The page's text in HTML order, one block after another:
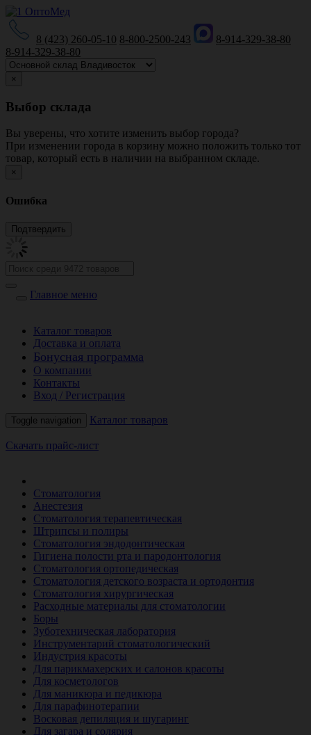
8 (423) 260-05-10 8-800-2500-243
8-914-329-38-80
8-914-329-38-80
×
Выбор склада
Вы уверены, что хотите изменить выбор города?
При изменении города в корзину можно положить только тот
товар, который есть в наличии на выбранном складе.
×
Ошибка
Главное меню
Каталог товаров
Доставка и оплата
Бонусная программа
О компании
Контакты
Вход / Регистрация
Toggle navigation Каталог товаров
Скачать прайс-лист
Стоматология
Анестезия
Стоматология терапевтическая
Штрипсы и полиры
Стоматология эндодонтическая
Гигиена полости рта и пародонтология
Стоматология ортопедическая
Стоматология детского возраста и ортодонтия
Стоматология хирургическая
Расходные материалы для стоматологии
Боры
Зуботехническая лаборатория
Инструментарий стоматологический
Индустрия красоты
Для парикмахерских и салонов красоты
Для косметологов
Для маникюра и педикюра
Для парафинотерапии
Восковая депиляция и шугаринг
Для загара и солярия